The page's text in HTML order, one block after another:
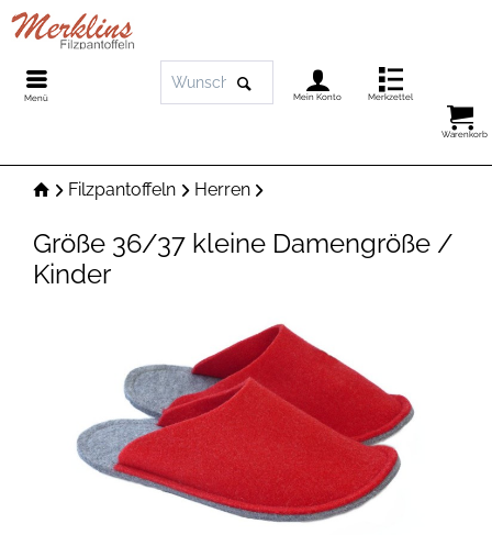
Menü Mein Konto Merkzettel
Warenkorb
Filzpantoffeln Herren
Größe 36/37 kleine Damengröße /
Kinder